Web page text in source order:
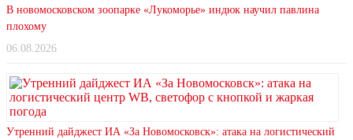
В новомосковском зоопарке «Лукоморье» индюк научил павлина
плохому
06.08.2026
Утренний дайджест ИА «За Новомосковск»: атака на логистический